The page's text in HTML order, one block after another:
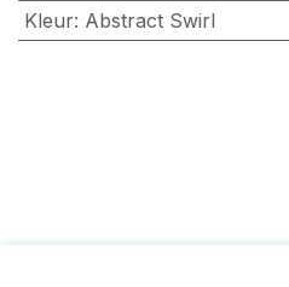
Kleur: Abstract Swirl